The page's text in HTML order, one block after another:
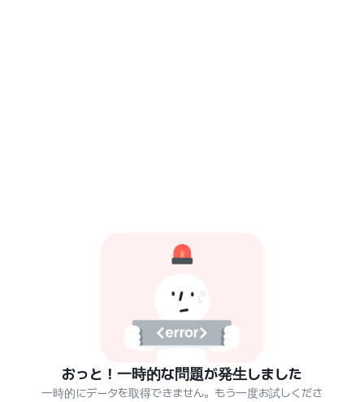
おっと！一時的な問題が発生しました
一時的にデータを取得できません。もう一度お試しくださ